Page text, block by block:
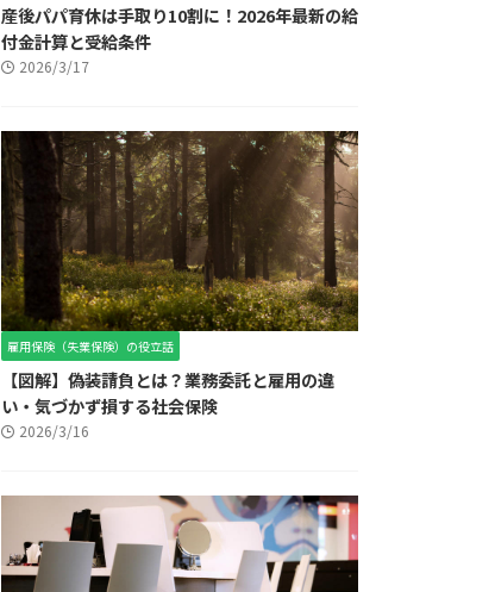
産後パパ育休は手取り10割に！2026年最新の給
付金計算と受給条件
2026/3/17
雇用保険（失業保険）の役立話
【図解】偽装請負とは？業務委託と雇用の違
い・気づかず損する社会保険
2026/3/16